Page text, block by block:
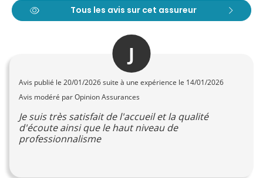
Tous les avis sur cet assureur
J
Avis publié le 20/01/2026suite à une expérience le 14/01/2026
Avis modéré par Opinion Assurances
Je suis très satisfait de l'accueil et la qualité
d'écoute ainsi que le haut niveau de
professionnalisme